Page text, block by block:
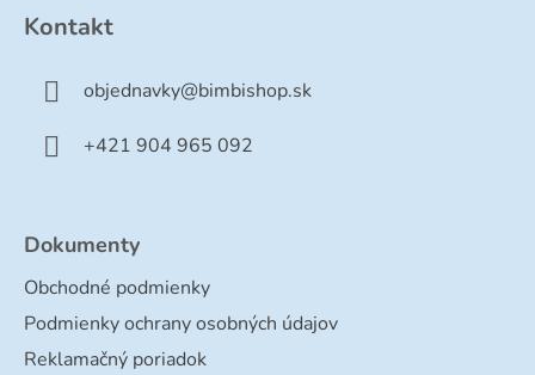
Kontakt
objednavky@bimbishop.sk
+421 904 965 092
Dokumenty
Obchodné podmienky
Podmienky ochrany osobných údajov
Reklamačný poriadok